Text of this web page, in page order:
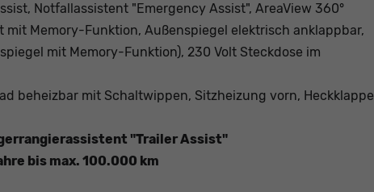
Notfallassistent "Emergency Assist", AreaView 360°
mit Memory-Funktion, Außenspiegel elektrisch anklappbar,
mit Memory-Funktion), 230 Volt Steckdose im
beheizbar mit Schaltwippen, Sitzheizung vorn, Heckklappe
"Trailer Assist"
bis max. 100.000 km